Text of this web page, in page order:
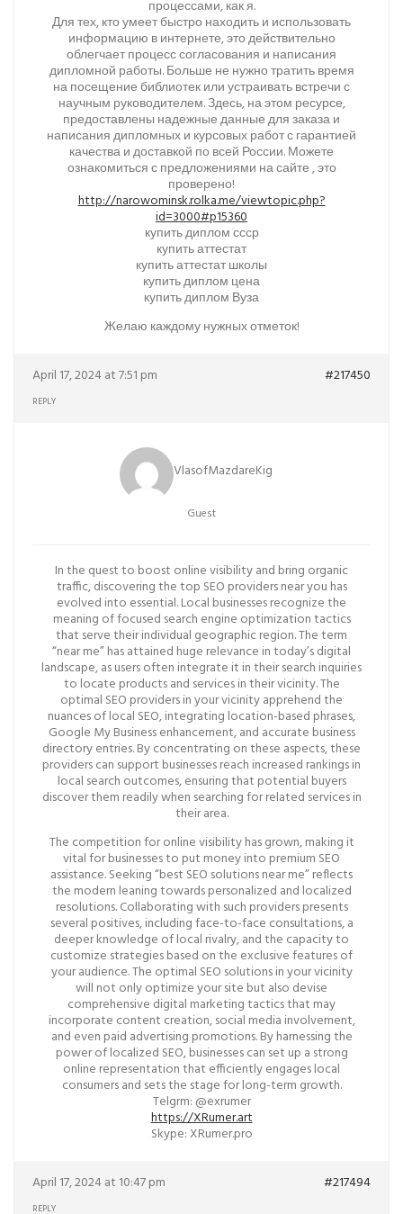
процессами, как я.
Для тех, кто умеет быстро находить и использовать
информацию в интернете, это действительно
облегчает процесс согласования и написания
дипломной работы. Больше не нужно тратить время
на посещение библиотек или устраивать встречи с
научным руководителем. Здесь, на этом ресурсе,
предоставлены надежные данные для заказа и
написания дипломных и курсовых работ с гарантией
качества и доставкой по всей России. Можете
ознакомиться с предложениями на сайте , это
проверено!
http://narowominsk.rolka.me/viewtopic.php?
id=3000#p15360
купить диплом ссср
купить аттестат
купить аттестат школы
купить диплом цена
купить диплом Вуза
Желаю каждому нужных отметок!
April 17, 2024 at 7:51 pm #217450
REPLY
VlasofMazdareKig
Guest
In the quest to boost online visibility and bring organic
traffic, discovering the top SEO providers near you has
evolved into essential. Local businesses recognize the
meaning of focused search engine optimization tactics
that serve their individual geographic region. The term
“near me” has attained huge relevance in today’s digital
landscape, as users often integrate it in their search inquiries
to locate products and services in their vicinity. The
optimal SEO providers in your vicinity apprehend the
nuances of local SEO, integrating location-based phrases,
Google My Business enhancement, and accurate business
directory entries. By concentrating on these aspects, these
providers can support businesses reach increased rankings in
local search outcomes, ensuring that potential buyers
discover them readily when searching for related services in
their area.
The competition for online visibility has grown, making it
vital for businesses to put money into premium SEO
assistance. Seeking “best SEO solutions near me” reflects
the modern leaning towards personalized and localized
resolutions. Collaborating with such providers presents
several positives, including face-to-face consultations, a
deeper knowledge of local rivalry, and the capacity to
customize strategies based on the exclusive features of
your audience. The optimal SEO solutions in your vicinity
will not only optimize your site but also devise
comprehensive digital marketing tactics that may
incorporate content creation, social media involvement,
and even paid advertising promotions. By harnessing the
power of localized SEO, businesses can set up a strong
online representation that efficiently engages local
consumers and sets the stage for long-term growth.
Telgrm: @exrumer
https://XRumer.art
Skype: XRumer.pro
April 17, 2024 at 10:47 pm #217494
REPLY